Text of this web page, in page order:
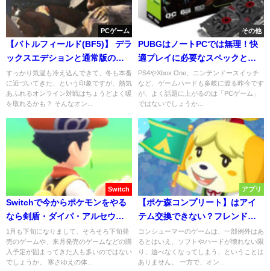
PCゲーム
【バトルフィールド(BF5)】 デラ
ックスエデションと通常版の違
いを解説！
すっかり気温も冷え込んできて、冬も本番
に近づいてきた、という印象ですが、熱気
あふれるオンライン対戦はちょうどよく暖
を取れるかも？ そんなオン...
その他
PUBGはノートPCでは無理！快
適プレイに必要なスペックとか
かる値段！
PS4やXbox One、ニンテンドースイッチ
など、ゲームハードも多岐に渡る昨今です
が、よく話題に上がるのは「PCゲーム」
ではないでしょうか...
Switch
Switchで今からポケモンをやる
なら剣盾・ダイパ・アルセウス
どれがおすすめ？
1月も下旬になりまして、そろそろ下旬発
売のゲームや、来月発売のゲームなどの購
入予定が固まってきた人も多いのではない
でしょうか。 寒さゆえの体...
アプリ
【ポケ森コンプリート】はアイ
テム交換できない？フレンド機
能実装の可能性は？
コンシューマーのゲームは、一部例外はあ
るとはいえ、ソフトやハードが壊れない限
り、遊べなくなってしまう、ということは
ありません。 一方で、オン...